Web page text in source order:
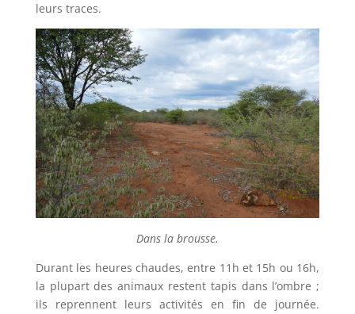
leurs traces.
Dans la brousse.
Durant les heures chaudes, entre 11h et 15h ou 16h,
la plupart des animaux restent tapis dans l’ombre ;
ils reprennent leurs activités en fin de journée.